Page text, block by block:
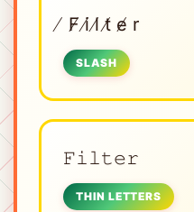
̸ F̸ i̸ l̸ t̸ e̸ r
SLASH
𝙵𝚒𝚕𝚝𝚎𝚛
THIN LETTERS